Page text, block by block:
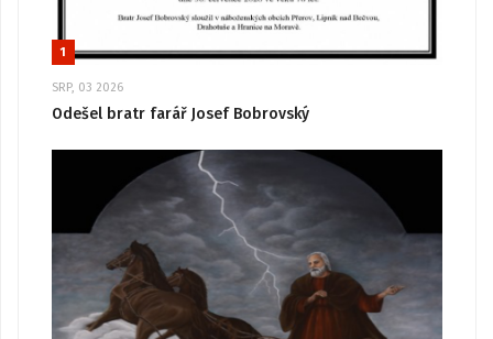
1
SRP, 03 2026
Odešel bratr farář Josef Bobrovský